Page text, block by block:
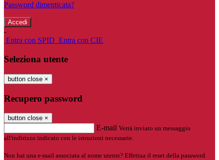
Password dimenticata?
-
Entra con SPID Entra con CIE
Seleziona utente
button close ×
Recupero password
button close ×
E-mail Verrà inviato un messaggio
all'indirizzo indicato con le istruzioni necessarie.
Non hai una e-mail associata al nome utente? Effettua il reset della password